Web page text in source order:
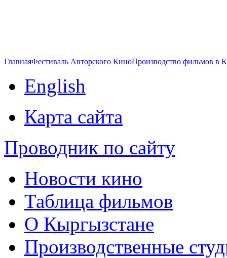
ГлавнаяФестиваль Авторского КиноПроизводство фильмов в
English
Карта сайта
Проводник по сайту
Новости кино
Таблица фильмов
О Кыргызстане
Производственные